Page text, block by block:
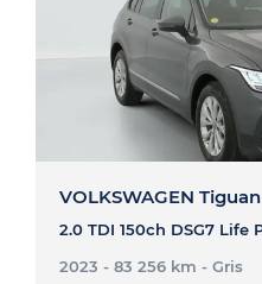
VOLKSWAGEN Tiguan
2023 - 83 256 km - Gris